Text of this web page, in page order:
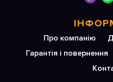
Про компанію
Гарантія і повернення